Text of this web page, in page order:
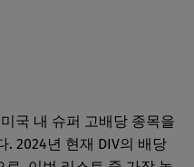
국 내 슈퍼 고배당 종목을
. 2024년 현재 DIV의 배당